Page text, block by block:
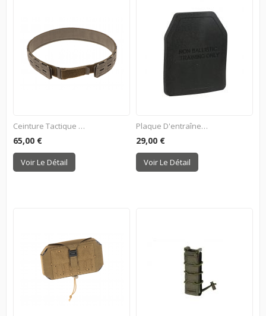
Ceinture Tactique PT5...
65,00 €
Voir Le Détail
Plaque D'entraînement...
29,00 €
Voir Le Détail